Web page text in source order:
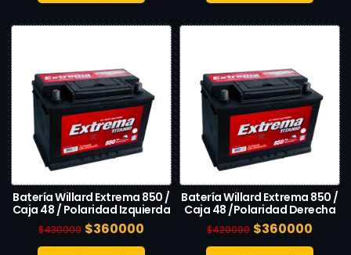
Batería Willard Extrema 850 /
Caja 48 / Polaridad Izquierda
$430000 $360000
Batería Willard Extrema 850 /
Caja 48 /Polaridad Derecha
$420000 $360000